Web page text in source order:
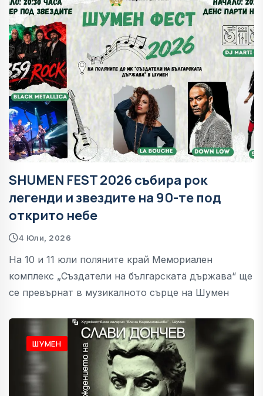
SHUMEN FEST 2026 събира рок
легенди и звездите на 90-те под
открито небе
4 Юли, 2026
На 10 и 11 юли поляните край Мемориален
комплекс „Създатели на българската държава“ ще
се превърнат в музикалното сърце на Шумен
ШУМЕН